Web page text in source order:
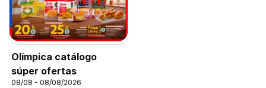
Olímpica catálogo
súper ofertas
08/08 - 08/08/2026